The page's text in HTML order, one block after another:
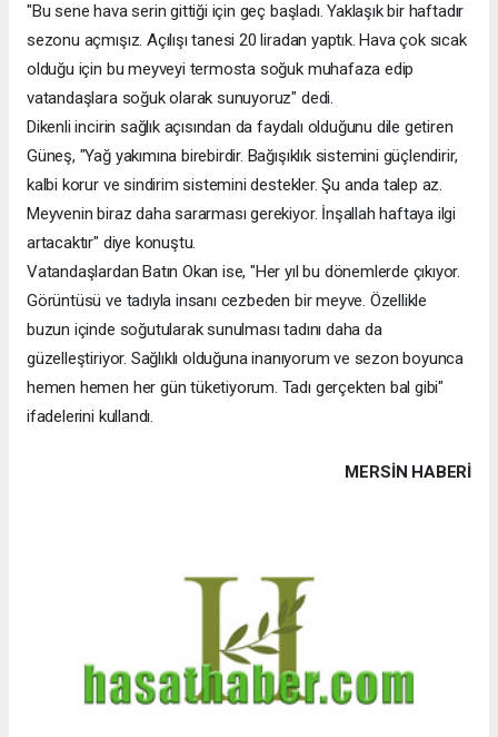
"Bu sene hava serin gittiği için geç başladı. Yaklaşık bir haftadır
sezonu açmışız. Açılışı tanesi 20 liradan yaptık. Hava çok sıcak
olduğu için bu meyveyi termosta soğuk muhafaza edip
vatandaşlara soğuk olarak sunuyoruz" dedi.
Dikenli incirin sağlık açısından da faydalı olduğunu dile getiren
Güneş, "Yağ yakımına birebirdir. Bağışıklık sistemini güçlendirir,
kalbi korur ve sindirim sistemini destekler. Şu anda talep az.
Meyvenin biraz daha sararması gerekiyor. İnşallah haftaya ilgi
artacaktır" diye konuştu.
Vatandaşlardan Batın Okan ise, "Her yıl bu dönemlerde çıkıyor.
Görüntüsü ve tadıyla insanı cezbeden bir meyve. Özellikle
buzun içinde soğutularak sunulması tadını daha da
güzelleştiriyor. Sağlıklı olduğuna inanıyorum ve sezon boyunca
hemen hemen her gün tüketiyorum. Tadı gerçekten bal gibi"
ifadelerini kullandı.
MERSIN HABERİ